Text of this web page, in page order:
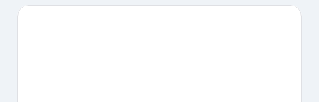
También puedes darte una vuelta por Parque Al Jahili y Qasr al